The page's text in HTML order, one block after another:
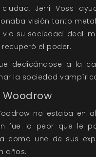
Jerri Voss
visión tanto
vio su sociedad ideal
recuperó el poder.
dedicándose a la
la sociedad
Woodrow
no estaba en
fue lo peor que le
como une de sus
años.